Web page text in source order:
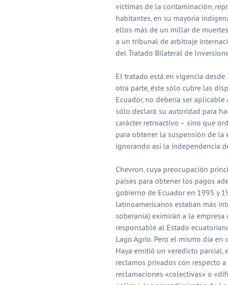
víctimas de la contaminación,
habitantes, en su mayoría
ellos más de un millar de
a un tribunal de arbitraje
del Tratado Bilateral de
El tratado está en vigencia desde
otra parte, éste sólo cubre las
Ecuador, no debería ser
sólo declaró su autoridad para
carácter retroactivo – sino que
para obtener la suspensión de la
ignorando así la independencia
Chevron, cuya preocupación
países para obtener los pagos
gobierno de Ecuador en 1995 y
latinoamericanos estaban más
soberanía) eximirán a la
responsable al Estado
Lago Agrio. Pero el mismo día en
Haya emitió un veredicto
reclamos privados con respecto
reclamaciones «colectivas» o